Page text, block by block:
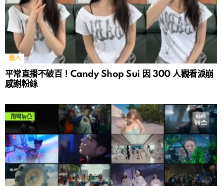
藝人
平常直播不破百！Candy Shop Sui 因 300 人觀看淚崩
感謝粉絲